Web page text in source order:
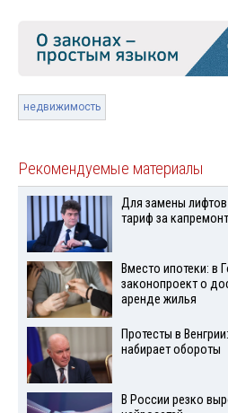
недвижимость
Рекомендуемые материалы
Для замены
тариф за капремонт
Вместо ипотеки: в
законопроект о
аренде жилья
Протесты в
набирает обороты
В России резко